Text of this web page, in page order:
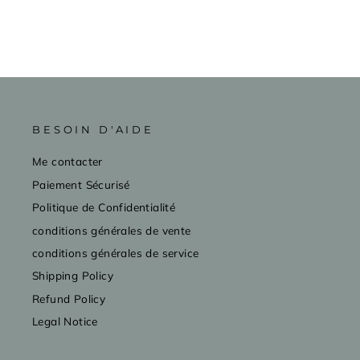
BESOIN D'AIDE
Me contacter
Paiement Sécurisé
Politique de Confidentialité
conditions générales de vente
conditions générales de service
Shipping Policy
Refund Policy
Legal Notice